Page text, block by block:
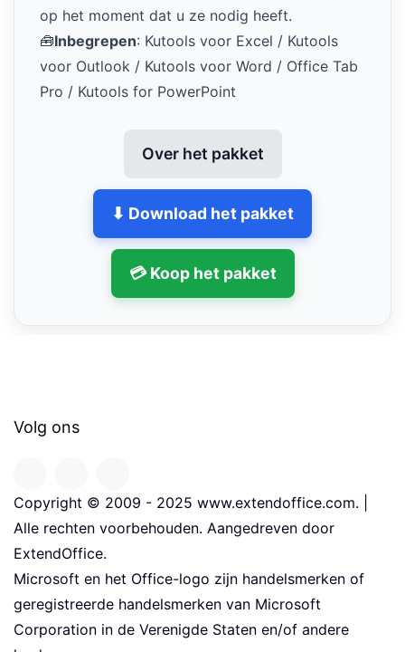
op het moment dat u ze nodig heeft.
🧰Inbegrepen: Kutools voor Excel / Kutools
voor Outlook / Kutools voor Word / Office Tab
Pro / Kutools for PowerPoint
Over het pakket
⬇ Download het pakket
💳 Koop het pakket
Volg ons
Copyright © 2009 - 2025 www.extendoffice.com. |
Alle rechten voorbehouden. Aangedreven door
ExtendOffice.
Microsoft en het Office-logo zijn handelsmerken of
geregistreerde handelsmerken van Microsoft
Corporation in de Verenigde Staten en/of andere